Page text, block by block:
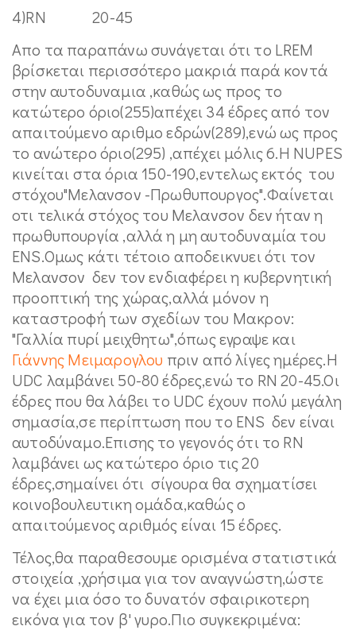
4)RN 20-45
Aπο τα παραπάνω συνάγεται ότι το LREM
βρίσκεται περισσότερο μακριά παρά κοντά
στην αυτοδυναμια ,καθώς ως προς το
κατώτερο όριο(255)απέχει 34 έδρες από τον
απαιτούμενο αριθμο εδρών(289),ενώ ως προς
το ανώτερο όριο(295) ,απέχει μόλις 6.Η NUPES
κινείται στα όρια 150-190,εντελως εκτός του
στόχου"Μελανσον -Πρωθυπουργος".Φαίνεται
οτι τελικά στόχος του Μελανσον δεν ήταν η
πρωθυπουργία ,αλλά η μη αυτοδυναμία του
ENS.Ομως κάτι τέτοιο αποδεικνυει ότι τον
Μελανσον δεν τον ενδιαφέρει η κυβερνητική
προοπτική της χώρας,αλλά μόνον η
καταστροφή των σχεδίων του Μακρον:
"Γαλλία πυρί μειχθητω",όπως εγραψε και
Γιάννης Μειμαρογλου πριν από λίγες ημέρες.Η
UDC λαμβάνει 50-80 έδρες,ενώ το RN 20-45.Oι
έδρες που θα λάβει το UDC έχουν πολύ μεγάλη
σημασία,σε περίπτωση που το ENS δεν είναι
αυτοδύναμο.Επισης το γεγονός ότι το RN
λαμβάνει ως κατώτερο όριο τις 20
έδρες,σημαίνει ότι σίγουρα θα σχηματίσει
κοινοβουλευτικη ομάδα,καθώς ο
απαιτούμενος αριθμός είναι 15 έδρες.
Τέλος,θα παραθεσουμε ορισμένα στατιστικά
στοιχεία ,χρήσιμα για τον αναγνώστη,ώστε
να έχει μια όσο το δυνατόν σφαιρικοτερη
εικόνα για τον β' γυρο.Πιο συγκεκριμένα: